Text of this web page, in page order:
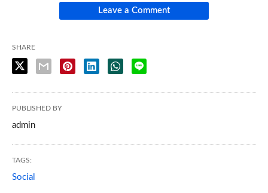
Leave a Comment
SHARE
PUBLISHED BY
admin
TAGS:
Social